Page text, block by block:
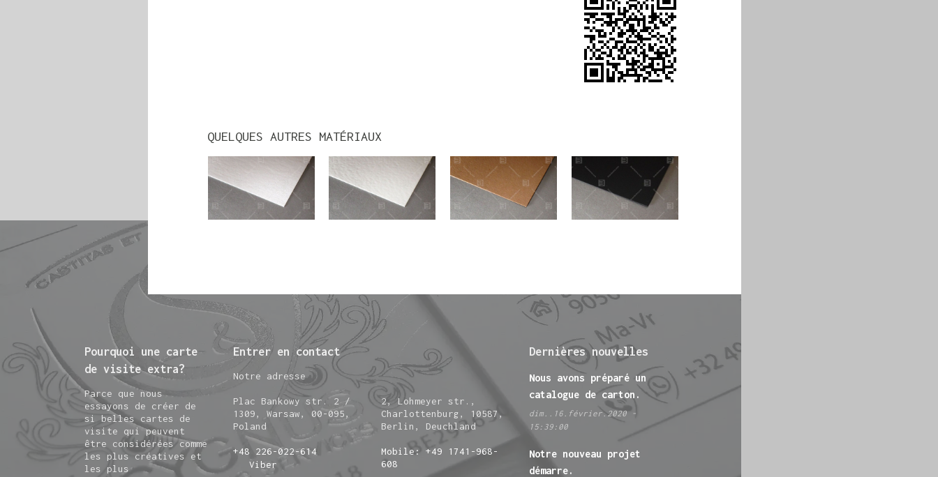
QUELQUES AUTRES MATÉRIAUX
Pourquoi une carte
de visite extra?
Parce que nous
essayons de créer de
si belles cartes de
visite qui peuvent
être considérées comme
les plus créatives et
les plus
Entrer en contact
Notre adresse
Plac Bankowy str. 2 /
1309, Warsaw, 00-095,
Poland
+48 226-022-614
Viber
2, Lohmeyer str.,
Charlottenburg, 10587,
Berlin, Deuchland
Mobile: +49 1741-968-
608
Dernières nouvelles
Nous avons préparé un
catalogue de carton.
dim..16.février.2020 -
15:39:00
Notre nouveau projet
démarre.